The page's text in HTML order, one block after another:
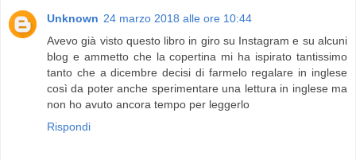
Unknown 24 marzo 2018 alle ore 10:44
Avevo già visto questo libro in giro su Instagram e su alcuni
blog e ammetto che la copertina mi ha ispirato tantissimo
tanto che a dicembre decisi di farmelo regalare in inglese
così da poter anche sperimentare una lettura in inglese ma
non ho avuto ancora tempo per leggerlo
Rispondi